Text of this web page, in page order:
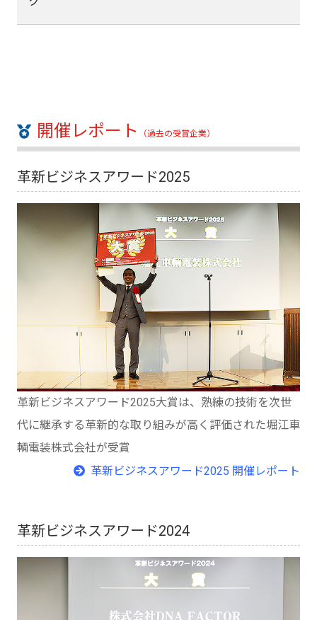
開催レポート （過去の受賞企業）
革新ビジネスアワード2025
革新ビジネスアワード2025大賞は、熟練の技術を次世
代に継承する革新的な取り組みが高く評価された堀江車
輌電装株式会社が受賞
革新ビジネスアワード2025 開催レポート
革新ビジネスアワード2024